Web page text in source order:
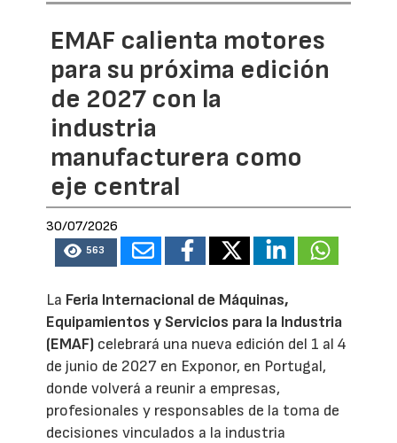
EMAF calienta motores
para su próxima edición
de 2027 con la
industria
manufacturera como
eje central
30/07/2026
563
La Feria Internacional de Máquinas,
Equipamientos y Servicios para la Industria
(EMAF) celebrará una nueva edición del 1 al 4
de junio de 2027 en Exponor, en Portugal,
donde volverá a reunir a empresas,
profesionales y responsables de la toma de
decisiones vinculados a la industria